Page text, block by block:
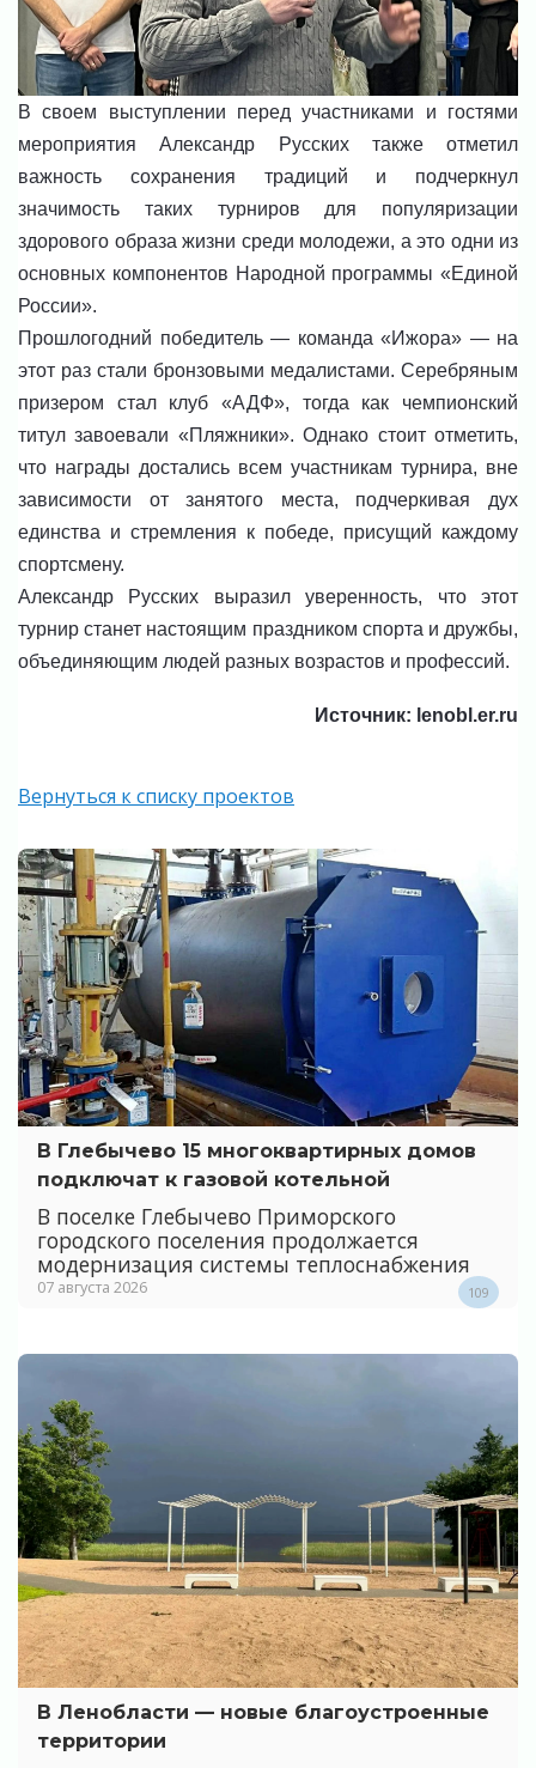
В своем выступлении перед участниками и гостями
мероприятия Александр Русских также отметил
важность сохранения традиций и подчеркнул
значимость таких турниров для популяризации
здорового образа жизни среди молодежи, а это одни из
основных компонентов Народной программы «Единой
России».
Прошлогодний победитель — команда «Ижора» —на
этот раз стали бронзовыми медалистами. Серебряным
призером стал клуб «АДФ», тогда как чемпионский
титул завоевали «Пляжники». Однако стоит отметить,
что награды достались всем участникам турнира, вне
зависимости от занятого места, подчеркивая дух
единства и стремления к победе, присущий каждому
спортсмену.
Александр Русских выразил уверенность, что этот
турнир станет настоящим праздником спорта и дружбы,
объединяющим людей разных возрастов и профессий.
Источник: lenobl.er.ru
Вернуться к списку проектов
В Глебычево 15 многоквартирных домов
подключат к газовой котельной
В поселке Глебычево Приморского
городского поселения продолжается
модернизация системы теплоснабжения
07 августа 2026 109
В Ленобласти — новые благоустроенные
территории